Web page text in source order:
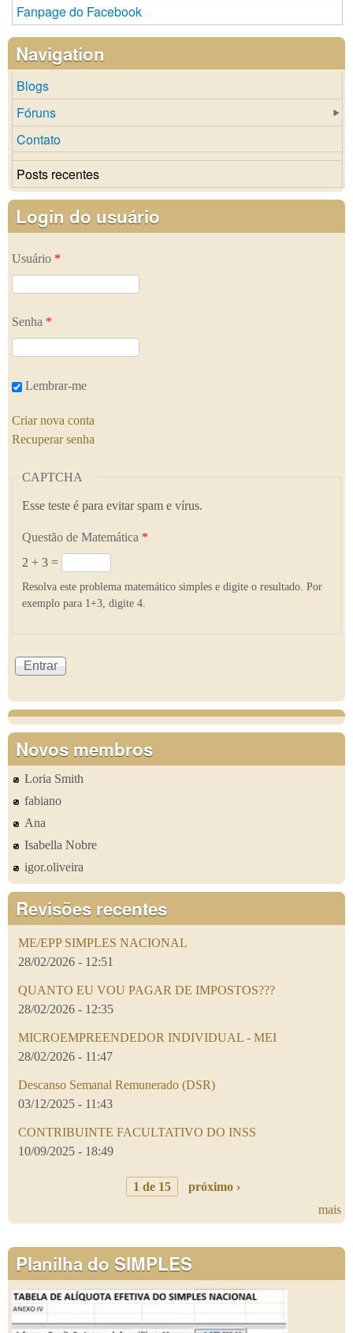
Fanpage do Facebook
Navigation
Blogs
Fóruns
Contato
Posts recentes
Login do usuário
Usuário *
Senha *
Lembrar-me
Criar nova conta
Recuperar senha
CAPTCHA
Esse teste é para evitar spam e vírus.
Questão de Matemática *
2 + 3 =
Resolva este problema matemático simples e digite o resultado. Por
exemplo para 1+3, digite 4.
Novos membros
Loria Smith
fabiano
Ana
Isabella Nobre
igor.oliveira
Revisões recentes
ME/EPP SIMPLES NACIONAL
28/02/2026 - 12:51
QUANTO EU VOU PAGAR DE IMPOSTOS???
28/02/2026 - 12:35
MICROEMPREENDEDOR INDIVIDUAL - MEI
28/02/2026 - 11:47
Descanso Semanal Remunerado (DSR)
03/12/2025 - 11:43
CONTRIBUINTE FACULTATIVO DO INSS
10/09/2025 - 18:49
1 de 15
próximo ›
mais
Planilha do SIMPLES